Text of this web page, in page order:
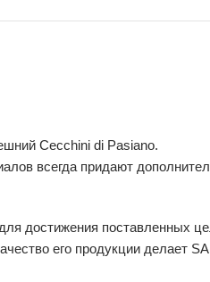
Cecchini di Pasiano.
всегда придают
достижения поставленных
его продукции делает